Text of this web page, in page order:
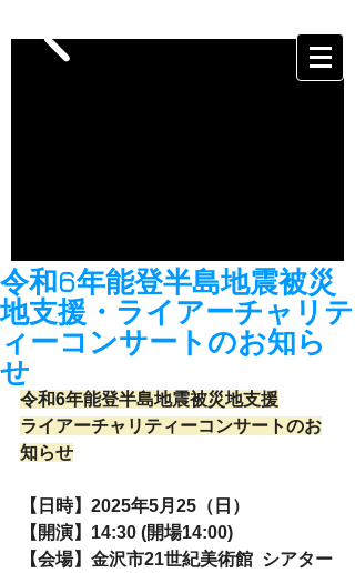
令和6年能登半島地震被災
地支援・ライアーチャリテ
ィーコンサートのお知ら
せ
令和6年能登半島地震被災地支援
ライアーチャリティーコンサートのお
知らせ
【日時】2025年5月25（日）
【開演】14:30 (開場14:00)
【会場】金沢市21世紀美術館  シアター